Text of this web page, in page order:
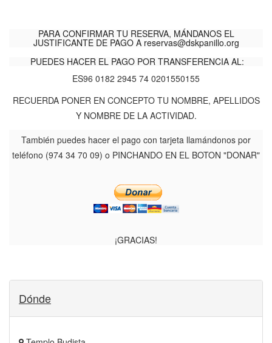
PARA CONFIRMAR TU RESERVA, MÁNDANOS EL
JUSTIFICANTE DE PAGO A reservas@dskpanillo.org
PUEDES HACER EL PAGO POR TRANSFERENCIA AL:
ES96 0182 2945 74 0201550155
RECUERDA PONER EN CONCEPTO TU NOMBRE, APELLIDOS
Y NOMBRE DE LA ACTIVIDAD.
También puedes hacer el pago con tarjeta llamándonos por
teléfono (974 34 70 09) o PINCHANDO EN EL BOTON "DONAR"
¡GRACIAS!
Dónde